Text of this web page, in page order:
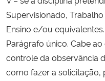
Supervisionado,
Ensino e/ou equivalentes.
Parágrafo único. Cabe
controle da observância
como fazer a solicitação,